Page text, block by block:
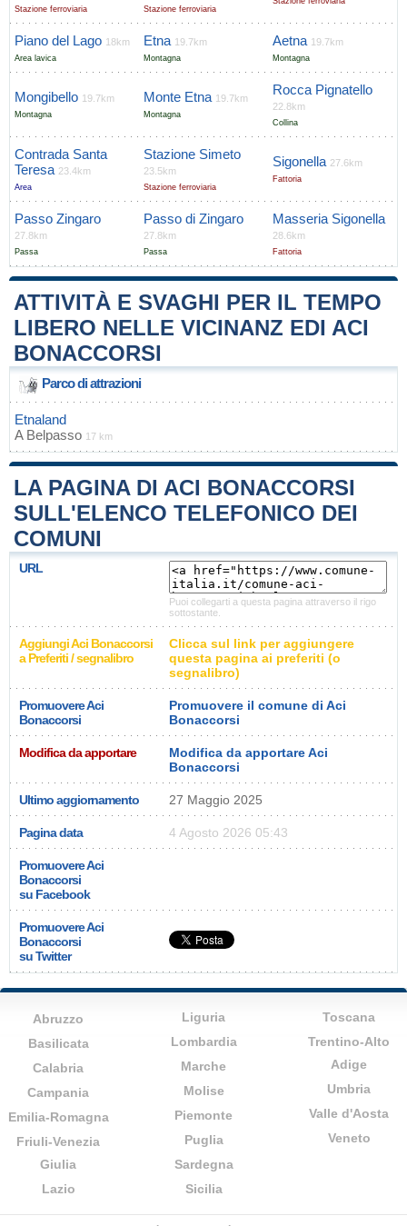
Stazione ferroviaria Stazione ferroviaria
Piano del Lago 18km
Area lavica
Etna 19.7km
Montagna
Aetna 19.7km
Montagna
Mongibello 19.7km
Montagna
Monte Etna 19.7km
Montagna
Rocca Pignatello
22.8km
Collina
Contrada Santa
Teresa 23.4km
Area
Stazione Simeto
23.5km
Stazione ferroviaria
Sigonella 27.6km
Fattoria
Passo Zingaro
27.8km
Passa
Passo di Zingaro
27.8km
Passa
Masseria Sigonella
28.6km
Fattoria
ATTIVITÀ E SVAGHI PER IL TEMPO
LIBERO NELLE VICINANZ EDI ACI
BONACCORSI
Parco di attrazioni
Etnaland
A Belpasso 17 km
LA PAGINA DI ACI BONACCORSI
SULL'ELENCO TELEFONICO DEI
COMUNI
URL
Puoi collegarti a questa pagina attraverso il rigo
sottostante.
Aggiungi Aci Bonaccorsi
a Preferiti / segnalibro
Clicca sul link per aggiungere
questa pagina ai preferiti (o
segnalibro)
Promuovere Aci
Bonaccorsi
Promuovere il comune di Aci
Bonaccorsi
Modifica da apportare
Modifica da apportare Aci
Bonaccorsi
Ultimo aggiornamento 27 Maggio 2025
Pagina data 4 Agosto 2026 05:43
Promuovere Aci
Bonaccorsi
su Facebook
Promuovere Aci
Bonaccorsi
su Twitter
Abruzzo
Basilicata
Calabria
Campania
Emilia-Romagna
Friuli-Venezia
Giulia
Lazio
Liguria
Lombardia
Marche
Molise
Piemonte
Puglia
Sardegna
Sicilia
Toscana
Trentino-Alto
Adige
Umbria
Valle d'Aosta
Veneto